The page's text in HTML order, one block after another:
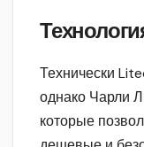
Технически
однако Чарли
которые